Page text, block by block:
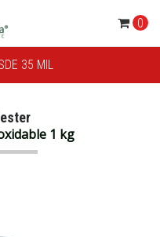
35 MIL
0
1 kg